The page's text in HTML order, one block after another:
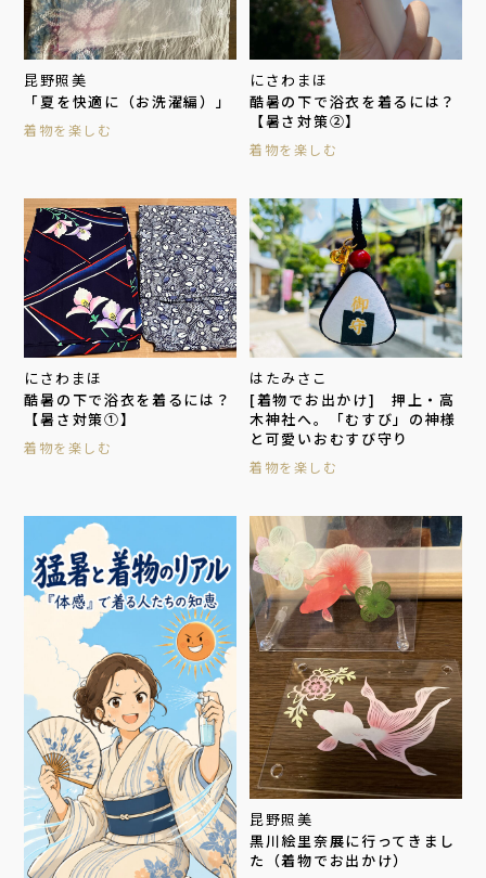
昆野照美
「夏を快適に（お洗濯編）」
着物を楽しむ
にさわまほ
酷暑の下で浴衣を着るには？
【暑さ対策②】
着物を楽しむ
にさわまほ
酷暑の下で浴衣を着るには？
【暑さ対策①】
着物を楽しむ
はたみさこ
[着物でお出かけ] 押上・高
木神社へ。「むすび」の神様
と可愛いおむすび守り
着物を楽しむ
昆野照美
黒川絵里奈展に行ってきまし
た（着物でお出かけ）